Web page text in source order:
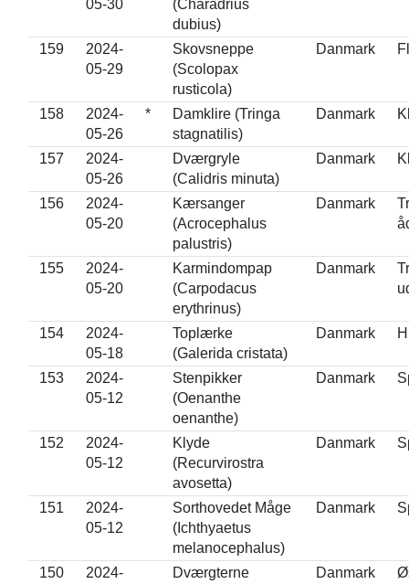
05-30
(Charadrius
dubius)
159
2024-
05-29
Skovsneppe
(Scolopax
rusticola)
Danmark
158
2024-
05-26
*
Damklire (Tringa
stagnatilis)
Danmark
157
2024-
05-26
Dværgryle
(Calidris minuta)
Danmark
156
2024-
05-20
Kærsanger
(Acrocephalus
palustris)
Danmark
155
2024-
05-20
Karmindompap
(Carpodacus
erythrinus)
Danmark
154
2024-
05-18
Toplærke
(Galerida cristata)
Danmark
153
2024-
05-12
Stenpikker
(Oenanthe
oenanthe)
Danmark
152
2024-
05-12
Klyde
(Recurvirostra
avosetta)
Danmark
151
2024-
05-12
Sorthovedet Måge
(Ichthyaetus
melanocephalus)
Danmark
150
2024-
Dværgterne
Danmark